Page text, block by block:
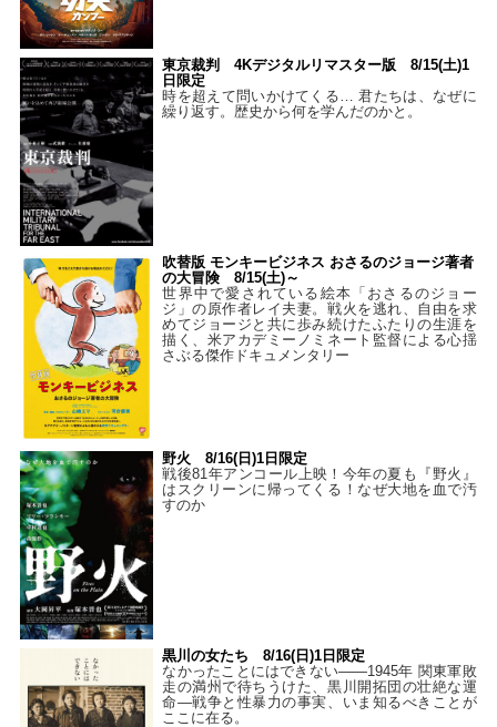
東京裁判 4Kデジタルリマスター版 8/15(土)1
日限定
時を超えて問いかけてくる… 君たちは、なぜに
繰り返す。歴史から何を学んだのかと。
吹替版 モンキービジネス おさるのジョージ著者
の大冒険 8/15(土)～
世界中で愛されている絵本「おさるのジョー
ジ」の原作者レイ夫妻。戦火を逃れ、自由を求
めてジョージと共に歩み続けたふたりの生涯を
描く、米アカデミーノミネート監督による心揺
さぶる傑作ドキュメンタリー
野火 8/16(日)1日限定
戦後81年アンコール上映！今年の夏も『野火』
はスクリーンに帰ってくる！なぜ大地を血で汚
すのか
黒川の女たち 8/16(日)1日限定
なかったことにはできない——1945年 関東軍敗
走の満州で待ちうけた、黒川開拓団の壮絶な運
命―戦争と性暴力の事実、いま知るべきことが
ここに在る。